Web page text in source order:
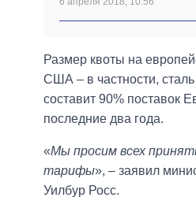
Размер квоты на
США – в частности,
составит 90% поставок
последние два года.
«Мы просим всех
тарифы», – заявил
Уилбур Росс.